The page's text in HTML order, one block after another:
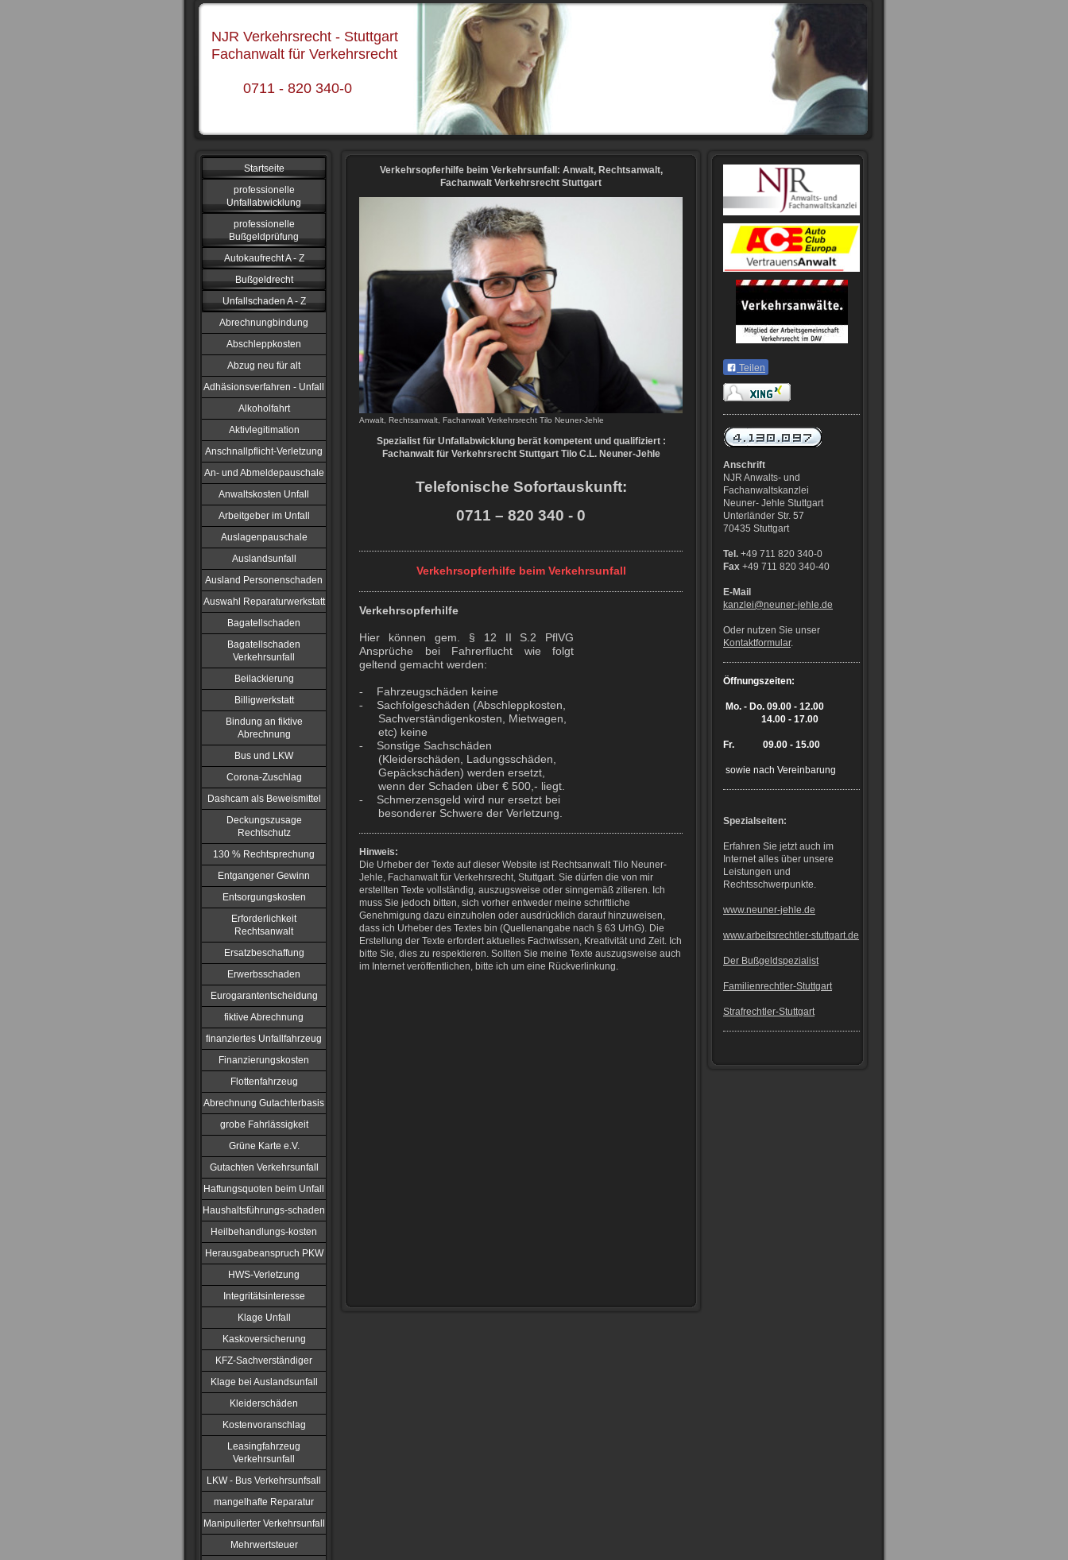
NJR Verkehrsrecht - Stuttgart
Fachanwalt für Verkehrsrecht
0711 - 820 340-0
Startseite
professionelle
Unfallabwicklung
professionelle
Bußgeldprüfung
Autokaufrecht A - Z
Bußgeldrecht
Unfallschaden A - Z
Abrechnungbindung
Abschleppkosten
Abzug neu für alt
Adhäsionsverfahren - Unfall
Alkoholfahrt
Aktivlegitimation
Anschnallpflicht-Verletzung
An- und Abmeldepauschale
Anwaltskosten Unfall
Arbeitgeber im Unfall
Auslagenpauschale
Auslandsunfall
Ausland Personenschaden
Auswahl Reparaturwerkstatt
Bagatellschaden
Bagatellschaden
Verkehrsunfall
Beilackierung
Billigwerkstatt
Bindung an fiktive
Abrechnung
Bus und LKW
Corona-Zuschlag
Dashcam als Beweismittel
Deckungszusage
Rechtschutz
130 % Rechtsprechung
Entgangener Gewinn
Entsorgungskosten
Erforderlichkeit
Rechtsanwalt
Ersatzbeschaffung
Erwerbsschaden
Eurogarantentscheidung
fiktive Abrechnung
finanziertes Unfallfahrzeug
Finanzierungskosten
Flottenfahrzeug
Abrechnung Gutachterbasis
grobe Fahrlässigkeit
Grüne Karte e.V.
Gutachten Verkehrsunfall
Haftungsquoten beim Unfall
Haushaltsführungs-schaden
Heilbehandlungs-kosten
Herausgabeanspruch PKW
HWS-Verletzung
Integritätsinteresse
Klage Unfall
Kaskoversicherung
KFZ-Sachverständiger
Klage bei Auslandsunfall
Kleiderschäden
Kostenvoranschlag
Leasingfahrzeug
Verkehrsunfall
LKW - Bus Verkehrsunfsall
mangelhafte Reparatur
Manipulierter Verkehrsunfall
Mehrwertsteuer
Verkehrsopferhilfe beim Verkehrsunfall: Anwalt, Rechtsanwalt,
Fachanwalt Verkehrsrecht Stuttgart
Anwalt, Rechtsanwalt, Fachanwalt Verkehrsrecht Tilo Neuner-Jehle
Spezialist für Unfallabwicklung berät kompetent und qualifiziert :
Fachanwalt für Verkehrsrecht Stuttgart Tilo C.L. Neuner-Jehle
Telefonische Sofortauskunft:
0711 – 820 340 - 0
Verkehrsopferhilfe beim Verkehrsunfall
Verkehrsopferhilfe
Hier können gem. § 12 II S.2 PflVG
Ansprüche bei Fahrerflucht wie folgt
geltend gemacht werden:
- Fahrzeugschäden keine
-
Sachfolgeschäden (Abschleppkosten,
Sachverständigenkosten, Mietwagen,
etc) keine
-
Sonstige Sachschäden
(Kleiderschäden, Ladungsschäden,
Gepäckschäden) werden ersetzt,
wenn der Schaden über € 500,- liegt.
-
Schmerzensgeld wird nur ersetzt bei
besonderer Schwere der Verletzung.
Hinweis:
Die Urheber der Texte auf dieser Website ist Rechtsanwalt Tilo Neuner-
Jehle, Fachanwalt für Verkehrsrecht, Stuttgart. Sie dürfen die von mir
erstellten Texte vollständig, auszugsweise oder sinngemäß zitieren. Ich
muss Sie jedoch bitten, sich vorher entweder meine schriftliche
Genehmigung dazu einzuholen oder ausdrücklich darauf hinzuweisen,
dass ich Urheber des Textes bin (Quellenangabe nach § 63 UrhG). Die
Erstellung der Texte erfordert aktuelles Fachwissen, Kreativität und Zeit. Ich
bitte Sie, dies zu respektieren. Sollten Sie meine Texte auszugsweise auch
im Internet veröffentlichen, bitte ich um eine Rückverlinkung.
Teilen
Anschrift
NJR Anwalts- und
Fachanwaltskanzlei
Neuner- Jehle Stuttgart
Unterländer Str. 57
70435 Stuttgart
Tel. +49 711 820 340-0
Fax +49 711 820 340-40
E-Mail
kanzlei@neuner-jehle .de
Oder nutzen Sie unser
Kontaktformular.
Öffnungszeiten:
Mo. - Do. 09.00 - 12.00
14.00 - 17.00
Fr. 09.00 - 15.00
sowie nach Vereinbarung
Spezialseiten:
Erfahren Sie jetzt auch im
Internet alles über unsere
Leistungen und
Rechtsschwerpunkte.
www.neuner-jehle.de
www.arbeitsrechtler-stuttgart.de
Der Bußgeldspezialist
Familienrechtler-Stuttgart
Strafrechtler-Stuttgart